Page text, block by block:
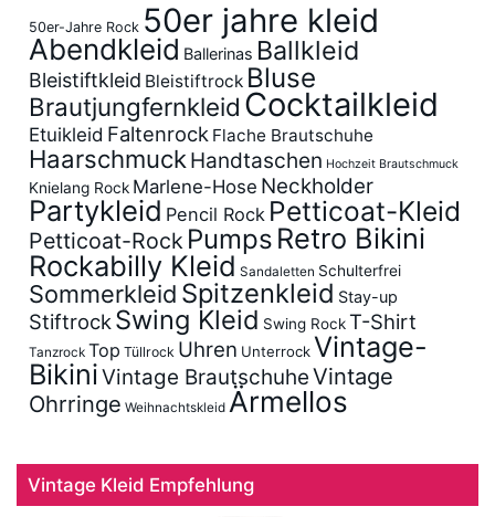
50er-Jahre Rock 50er jahre kleid
Abendkleid Ballerinas Ballkleid
Bleistiftkleid Bleistiftrock Bluse
Brautjungfernkleid Cocktailkleid
Etuikleid Faltenrock Flache Brautschuhe
Haarschmuck Handtaschen Hochzeit Brautschmuck
Knielang Rock Marlene-Hose Neckholder
Partykleid Pencil Rock Petticoat-Kleid
Petticoat-Rock Pumps Retro Bikini
Rockabilly Kleid Sandaletten Schulterfrei
Sommerkleid Spitzenkleid Stay-up
Stiftrock Swing Kleid Swing RockT-Shirt
Tanzrock Top Tüllrock Uhren UnterrockVintage-
BikiniVintage BrautschuheVintage
Ohrringe Weihnachtskleid Ärmellos
Vintage Kleid Empfehlung